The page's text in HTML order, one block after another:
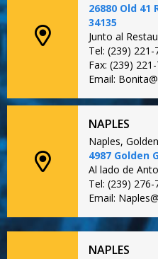
26880 Old 41
34135
Junto al
Tel: (239) 221-
Fax: (239)
Email:
NAPLES
Naples,
4987 Golden
Al lado de
Tel: (239) 276-
Email:
NAPLES